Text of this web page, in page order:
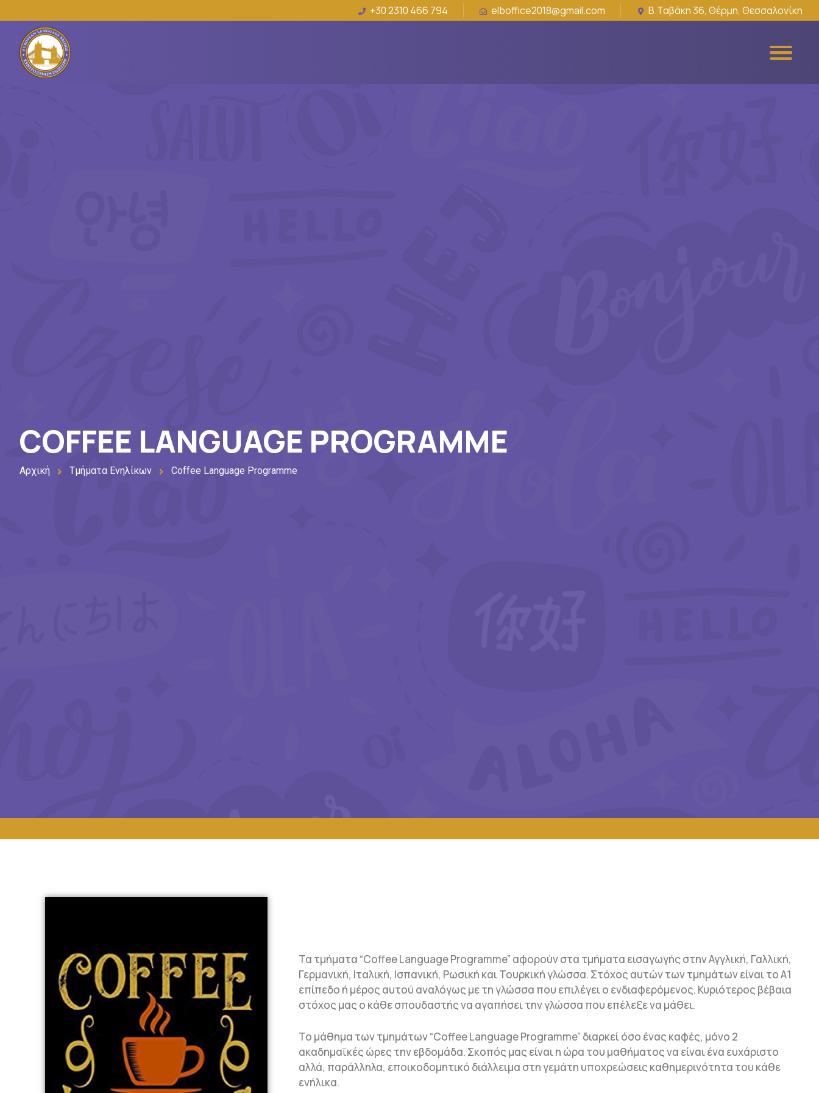
+30 2310 466 794 elboffice2018@gmail.com Β.Ταβάκη 36, Θέρμη, Θεσσαλονίκη
COFFEE LANGUAGE PROGRAMME
Αρχική Τμήματα Ενηλίκων Coffee Language Programme
Τα τμήματα “Coffee Language Programme” αφορούν στα τμήματα εισαγωγής στην Αγγλική, Γαλλική,
Γερμανική, Ιταλική, Ισπανική, Ρωσική και Τουρκική γλώσσα. Στόχος αυτών των τμημάτων είναι το Α1
επίπεδο ή μέρος αυτού αναλόγως με τη γλώσσα που επιλέγει ο ενδιαφερόμενος. Κυριότερος βέβαια
στόχος μας ο κάθε σπουδαστής να αγαπήσει την γλώσσα που επέλεξε να μάθει.
Το μάθημα των τμημάτων “Coffee Language Programme” διαρκεί όσο ένας καφές, μόνο 2
ακαδημαϊκές ώρες την εβδομάδα. Σκοπός μας είναι η ώρα του μαθήματος να είναι ένα ευχάριστο
αλλά, παράλληλα, εποικοδομητικό διάλλειμα στη γεμάτη υποχρεώσεις καθημερινότητα του κάθε
ενήλικα.